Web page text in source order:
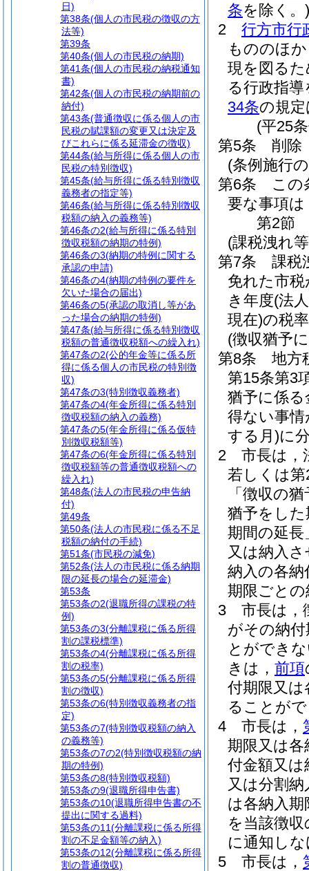
条を除く。)
2
行方市行
もののほ
現を図る
る行政指
34条の規
(平25
第5条
削除
(条例施行
第6条
この
要な事項
第2節
(課税洩れ
第7条
課税
免れた市
き年度(法
現在)の税
(徴収猶予
第8条
地方
第15条第3
猶予に係
得ない事
する月)に
2
市長は，
若しくは
「徴収の
猶予をし
期間の延
又は納入
納入の各納
期限ごと
3
市長は，
がその納
とができ
きは， 前項
付期限又
ることが
4
市長は，
期限又は各
付金額又
又は分割
は各納入
を当該徴
に通知し
5
市長は，
日)
第38条(個人の市民税の徴収の方
法等)
第39条
第40条(個人の市民税の納期)
第41条(個人の市民税の納税通知
書)
第42条(個人の市民税の納期前の
納付)
第43条(普通徴収に係る個人の市
民税の賦課額の変更又は決定及
びこれらに係る延滞金の徴収)
第44条(給与所得に係る個人の市
民税の特別徴収)
第45条(給与所得に係る特別徴収
義務者の指定等)
第46条(給与所得に係る特別徴収
税額の納入の義務等)
第46条の2(給与所得に係る特別
徴収税額の納期の特例)
第46条の3(納期の特例に関する
承認の申請)
第46条の4(納期の特例の要件を
欠いた場合の届出)
第46条の5(承認の取消し等があ
った場合の納期の特例)
第47条(給与所得に係る特別徴収
税額の普通徴収税額への繰入れ)
第47条の2(公的年金等に係る所
得に係る個人の市民税の特別徴
収)
第47条の3(特別徴収義務者)
第47条の4(年金所得に係る特別
徴収税額の納入の義務)
第47条の5(年金所得に係る仮特
別徴収税額等)
第47条の6(年金所得に係る特別
徴収税額等の普通徴収税額への
繰入れ)
第48条(法人の市民税の申告納
付)
第49条
第50条(法人の市民税に係る不足
税額の納付の手続)
第51条(市民税の減免)
第52条(法人の市民税に係る納期
限の延長の場合の延滞金)
第53条
第53条の2(退職所得の課税の特
例)
第53条の3(分離課税に係る所得
割の課税標準)
第53条の4(分離課税に係る所得
割の税率)
第53条の5(分離課税に係る所得
割の徴収)
第53条の6(特別徴収義務者の指
定)
第53条の7(特別徴収税額の納入
の義務等)
第53条の7の2(特別徴収税額の納
期の特例)
第53条の8(特別徴収税額)
第53条の9(退職所得申告書)
第53条の10(退職所得申告書の不
提出に関する過料)
第53条の11(分離課税に係る所得
割の不足金額等の納入)
第53条の12(分離課税に係る所得
割の普通徴収)